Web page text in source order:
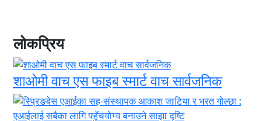
लोकप्रिय
शाओमी वाच एस फाइब स्मार्ट वाच सार्वजनिक